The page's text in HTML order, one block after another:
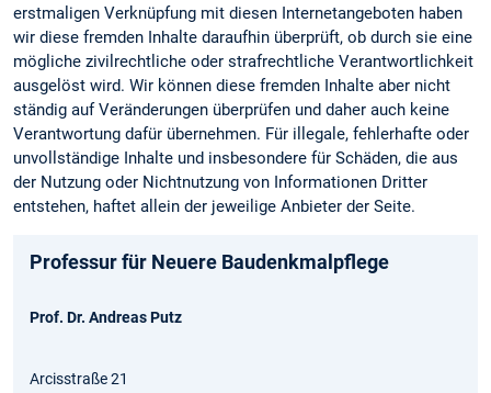
erstmaligen Verknüpfung mit diesen Internetangeboten haben
wir diese fremden Inhalte daraufhin überprüft, ob durch sie eine
mögliche zivilrechtliche oder strafrechtliche Verantwortlichkeit
ausgelöst wird. Wir können diese fremden Inhalte aber nicht
ständig auf Veränderungen überprüfen und daher auch keine
Verantwortung dafür übernehmen. Für illegale, fehlerhafte oder
unvollständige Inhalte und insbesondere für Schäden, die aus
der Nutzung oder Nichtnutzung von Informationen Dritter
entstehen, haftet allein der jeweilige Anbieter der Seite.
Professur für Neuere Baudenkmalpflege
Prof. Dr. Andreas Putz
Arcisstraße 21